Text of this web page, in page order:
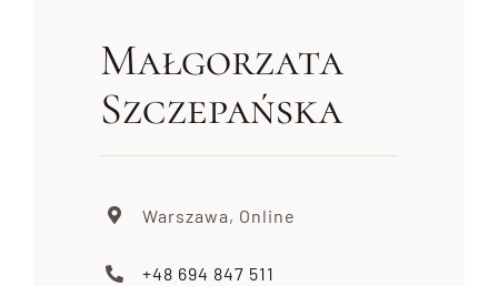
Małgorzata
Szczepańska
Warszawa, Online
+48 694 847 511